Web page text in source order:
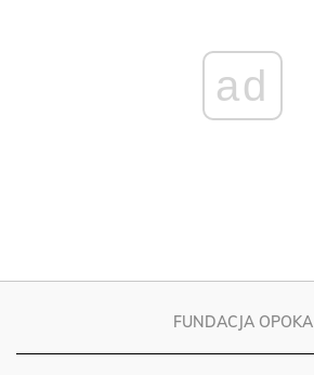
ad
FUNDACJA OPOKA